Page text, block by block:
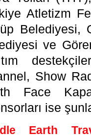
Atletizm
Belediyesi,
ve
Show
Face
ise
Earth